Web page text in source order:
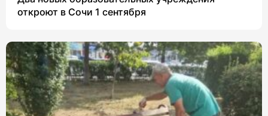
откроют в Сочи 1 сентября